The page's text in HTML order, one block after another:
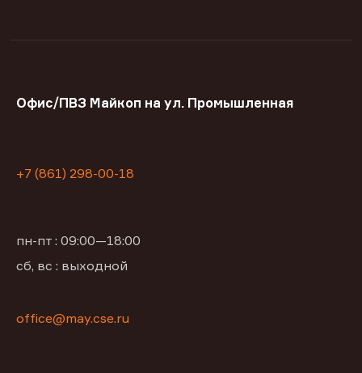
Офис/ПВЗ Майкоп на ул. Промышленная
+7 (861) 298-00-18
пн-пт : 09:00—18:00
сб, вс : выходной
office@may.cse.ru